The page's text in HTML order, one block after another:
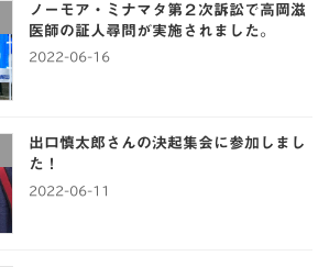
ノーモア・ミナマタ第２次訴訟で高岡滋
医師の証人尋問が実施されました。
2022-06-16
出口慎太郎さんの決起集会に参加しまし
た！
2022-06-11